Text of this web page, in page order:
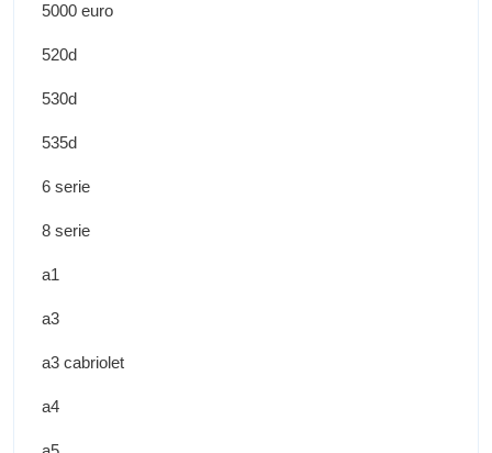
5000 euro
520d
530d
535d
6 serie
8 serie
a1
a3
a3 cabriolet
a4